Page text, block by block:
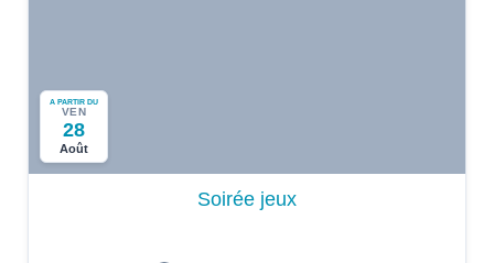
A PARTIR DU
VEN
28
Août
Soirée jeux